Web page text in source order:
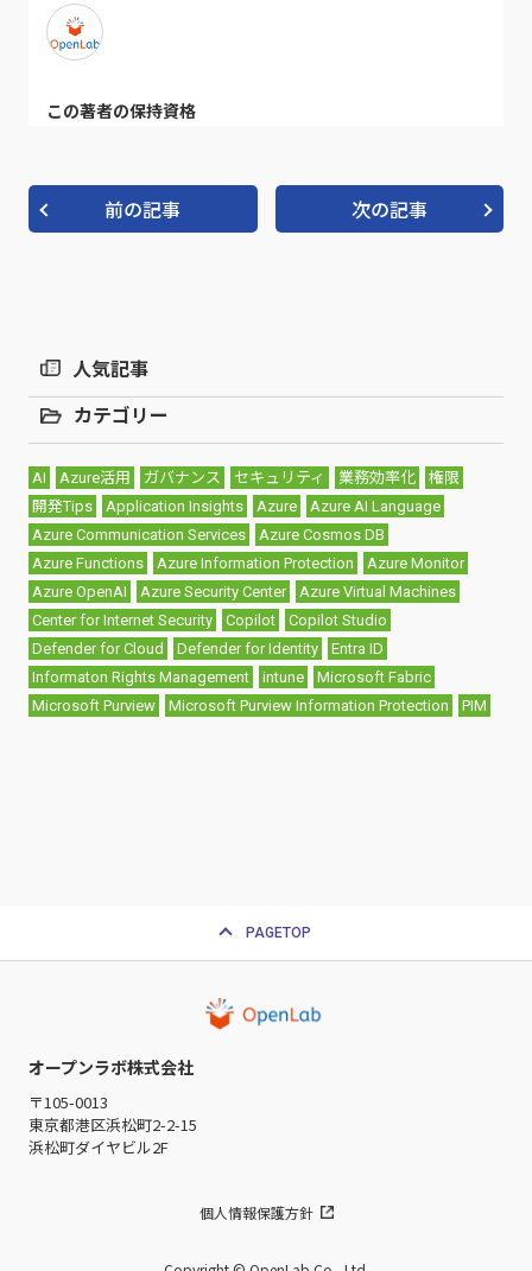
この著者の保持資格
前の記事 次の記事
人気記事
カテゴリー
AI Azure活用 ガバナンス セキュリティ 業務効率化
権限
開発Tips
Application Insights Azure
Azure AI Language
Azure Communication Services
Azure Cosmos DB
Azure Functions
Azure Information Protection
Azure Monitor
Azure OpenAI
Azure Security Center
Azure Virtual Machines
Center for Internet Security
Copilot
Copilot Studio
Defender for Cloud
Defender for Identity
Entra ID
Informaton Rights Management
intune
Microsoft Fabric
Microsoft Purview
Microsoft Purview Information Protection PIM
PAGETOP
オープンラボ株式会社
〒105-0013
東京都港区浜松町2-2-15
浜松町ダイヤビル2F
個人情報保護方針